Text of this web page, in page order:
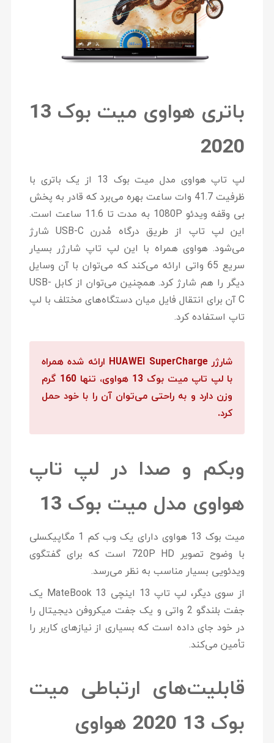
باتری هواوی میت بوک 13
2020
لپ تاپ هواوی مدل میت بوک 13 از یک باتری با
ظرفیت 41.7 وات ساعت بهره می‌برد که قادر به پخش
بی وقفه ویدئو 1080P به مدت تا 11.6 ساعت است.
این لپ تاپ از طریق درگاه مُدرن USB-C شارژ
می‌شود. هواوی همراه با این لپ تاپ شارژر بسیار
سریع 65 واتی ارائه می‌کند که می‌توان با آن وسایل
دیگر را هم شارژ کرد. همچنین می‌توان از کابل USB-
C آن برای انتقال فایل میان دستگاه‌های مختلف با لپ
تاپ استفاده کرد.
شارژر HUAWEI SuperCharge ارائه شده همراه
با لپ تاپ میت بوک 13 هواوی، تنها 160 گرم
وزن دارد و به راحتی می‌توان آن را با خود حمل
کرد.
وبکم و صدا در لپ تاپ
هواوی مدل میت بوک 13
میت بوک 13 هواوی دارای یک وب کم 1 مگاپیکسلی
با وضوح تصویر 720P HD است که برای گفتگوی
ویدئویی بسیار مناسب به نظر می‌رسد.
از سوی دیگر، لپ تاپ 13 اینچی MateBook 13 یک
جفت بلندگو 2 واتی و یک جفت میکروفن دیجیتال را
در خود جای داده است که بسیاری از نیازهای کاربر را
تأمین می‌کند.
قابلیت‌های ارتباطی میت
بوک 13 2020 هواوی